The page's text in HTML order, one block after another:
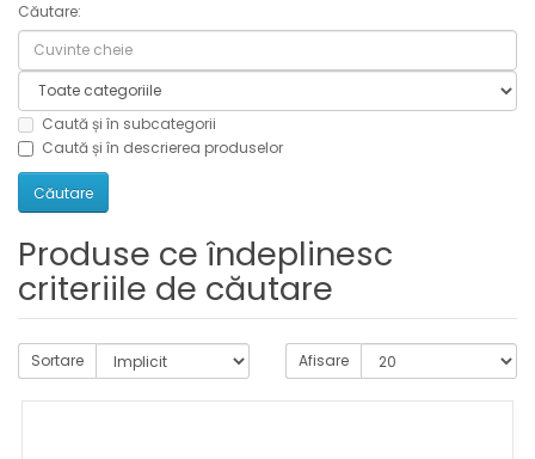
Accesorii
Lichidari
de
stoc
Căutare:
Caută și în subcategorii
Caută și în descrierea produselor
Produse ce îndeplinesc
criteriile de căutare
Sortare Afisare